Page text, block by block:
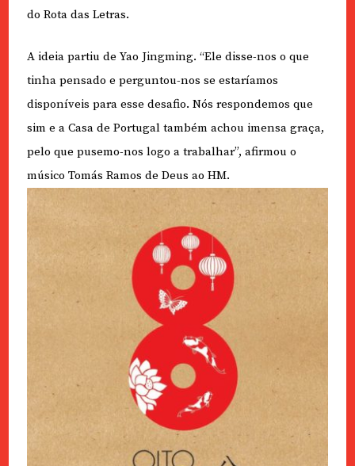
do Rota das Letras.
A ideia partiu de Yao Jingming. “Ele disse-nos o que
tinha pensado e perguntou-nos se estaríamos
disponíveis para esse desafio. Nós respondemos que
sim e a Casa de Portugal também achou imensa graça,
pelo que pusemo-nos logo a trabalhar”, afirmou o
músico Tomás Ramos de Deus ao HM.